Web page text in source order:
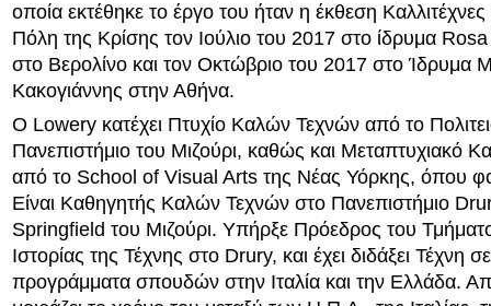
οποία εκτέθηκε το έργο του ήταν η έκθεση
Πόλη της Κρίσης τον Ιούλιο του 2017 στο ίδρυμα
στο Βερολίνο και τον Οκτώβριο του 2017 στο Ίδρυμα
Κακογιάννης στην Αθήνα.
Ο Lowery κατέχει Πτυχίο Καλών Τεχνών από το
Πανεπιστήμιο του Μιζούρι, καθώς και Μεταπτυχιακό
από το School of Visual Arts της Νέας Υόρκης, όπου
Είναι Καθηγητής Καλών Τεχνών στο Πανεπιστήμιο
Springfield του Μιζούρι. Υπήρξε Πρόεδρος του
Ιστορίας της Τέχνης στο Drury, και έχει διδάξει Τέχνη
προγράμματα σπουδών στην Ιταλία και την Ελλάδα.